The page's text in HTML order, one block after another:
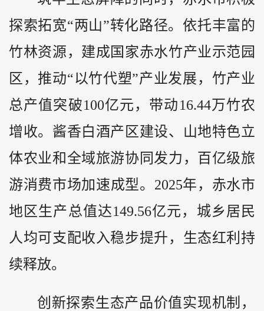
探索拓宽“两山”转化路径。依托丰富的
竹林资源，建成国家赤水竹产业示范园
区，推动“以竹代塑”产业发展，竹产业
总产值突破100亿元，带动16.44万竹农
增收。酱香白酒产区建设、山地特色立
体农业和全域旅游协同发力，百亿级旅
游消费市场加速成型。2025年，赤水市
地区生产总值达149.56亿元，城乡居民
人均可支配收入稳步提升，生态红利持
续释放。
创新探索生态产品价值实现机制，